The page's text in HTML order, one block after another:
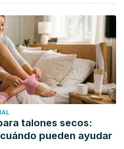
talones secos:
pueden ayudar